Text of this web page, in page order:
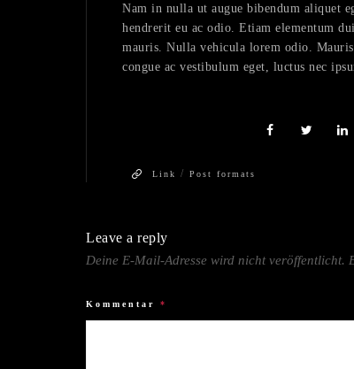
Nam in nulla ut augue bibendum aliquet
hendrerit eu ac odio. Etiam elementum
mauris. Nulla vehicula lorem odio.
congue ac vestibulum eget, luctus nec
Link / Post formats
Leave a reply
Deine E-Mail-Adresse wird nicht veröffentlicht.
Kommentar *